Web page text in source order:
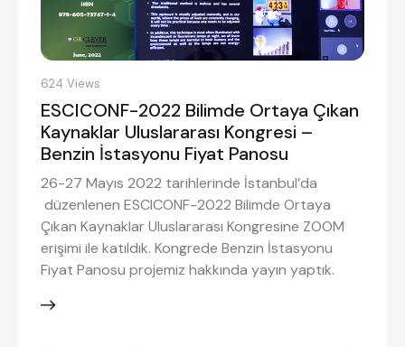
624 Views
ESCICONF-2022 Bilimde Ortaya Çıkan
Kaynaklar Uluslararası Kongresi –
Benzin İstasyonu Fiyat Panosu
26-27 Mayıs 2022 tarihlerinde İstanbul’da
düzenlenen ESCICONF-2022 Bilimde Ortaya
Çıkan Kaynaklar Uluslararası Kongresine ZOOM
erişimi ile katıldık. Kongrede Benzin İstasyonu
Fiyat Panosu projemiz hakkında yayın yaptık.